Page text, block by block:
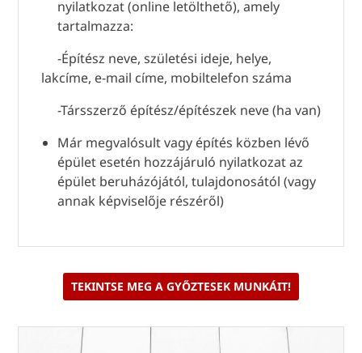
nyilatkozat (online letölthető), amely
tartalmazza:
-Építész neve, születési ideje, helye,
lakcíme, e-mail címe, mobiltelefon száma
-Társszerző építész/építészek neve (ha van)
Már megvalósult vagy építés közben lévő
épület esetén hozzájáruló nyilatkozat az
épület beruházójától, tulajdonosától (vagy
annak képviselője részéről)
TEKINTSE MEG A GYŐZTESEK MUNKÁIT!